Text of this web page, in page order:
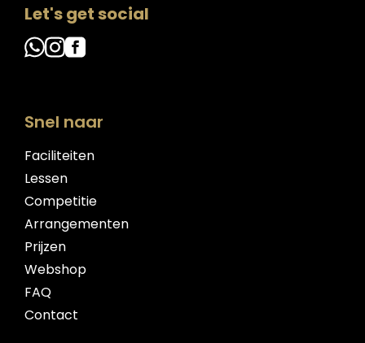
Let's get social
Snel naar
Faciliteiten
Lessen
Competitie
Arrangementen
Prijzen
Webshop
FAQ
Contact